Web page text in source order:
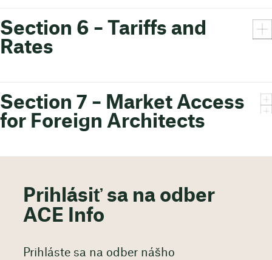
Section 6 – Tariffs and
Rates
Section 7 – Market Access
for Foreign Architects
Prihlásiť sa na odber
ACE Info
Prihláste sa na odber nášho